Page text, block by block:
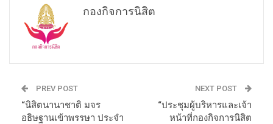
กองกิจการนิสิต
PREV POST
“นิสิตนานาชาติ มจร
อธิษฐานเข้าพรรษา ประจำ
NEXT POST
“ประชุมผู้บริหารและเจ้า
หน้าที่กองกิจการนิสิต